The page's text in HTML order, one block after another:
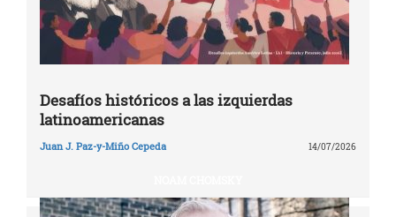
Desafíos históricos a las izquierdas
latinoamericanas
Juan J. Paz-y-Miño Cepeda 14/07/2026